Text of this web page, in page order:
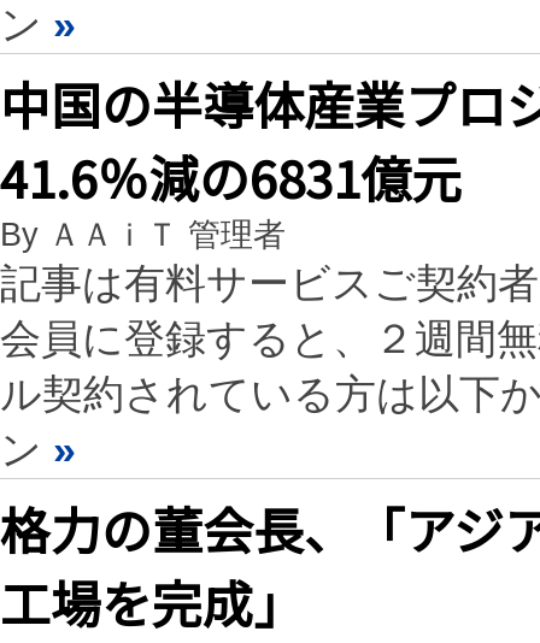
ン »
中国の半導体産業プロ
41.6％減の6831億元
By ＡＡｉＴ 管理者
記事は有料サービスご契約
会員に登録すると、２週間
ル契約されている方は以下
ン »
格力の董会長、「アジ
工場を完成」